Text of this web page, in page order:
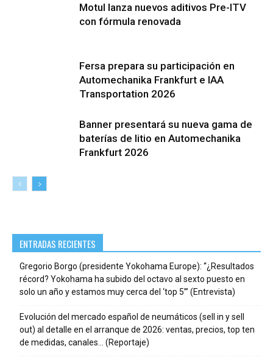
Motul lanza nuevos aditivos Pre-ITV
con fórmula renovada
Fersa prepara su participación en
Automechanika Frankfurt e IAA
Transportation 2026
Banner presentará su nueva gama de
baterías de litio en Automechanika
Frankfurt 2026
ENTRADAS RECIENTES
Gregorio Borgo (presidente Yokohama Europe): “¿Resultados
récord? Yokohama ha subido del octavo al sexto puesto en
solo un año y estamos muy cerca del ‘top 5’” (Entrevista)
Evolución del mercado español de neumáticos (sell in y sell
out) al detalle en el arranque de 2026: ventas, precios, top ten
de medidas, canales… (Reportaje)